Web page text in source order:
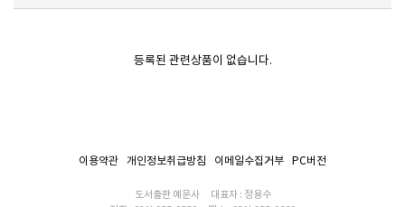
등록된 관련상품이 없습니다.
이용약관 개인정보취급방침 이메일수집거부 PC버전
도서출판 예문사
대표자 : 정용수